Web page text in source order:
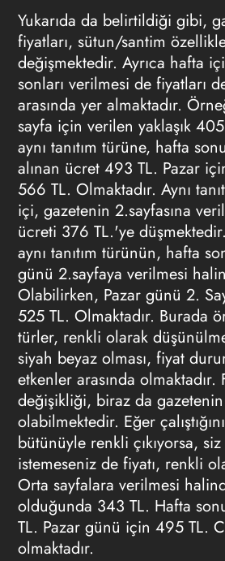
Yukarıda da belirtildiği gibi,
fiyatları, sütun/santim
değişmektedir. Ayrıca hafta
sonları verilmesi de fiyatları
arasında yer almaktadır.
sayfa için verilen yaklaşık
aynı tanıtım türüne, hafta
alınan ücret 493 TL. Pazar
566 TL. Olmaktadır. Aynı
içi, gazetenin 2.sayfasına
ücreti 376 TL.'ye
aynı tanıtım türünün, hafta
günü 2.sayfaya verilmesi
Olabilirken, Pazar günü 2.
525 TL. Olmaktadır. Burada
türler, renkli olarak
siyah beyaz olması, fiyat
etkenler arasında olmaktadır.
değişikliği, biraz da gazetenin
olabilmektedir. Eğer
bütünüyle renkli çıkıyorsa,
istemeseniz de fiyatı, renkli
Orta sayfalara verilmesi
olduğunda 343 TL. Hafta
TL. Pazar günü için 495 TL.
olmaktadır.